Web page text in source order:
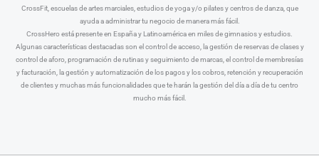
CrossFit, escuelas de artes marciales, estudios de yoga y/o pilates y centros de danza, que
ayuda a administrar tu negocio de manera más fácil.
CrossHero está presente en España y Latinoamérica en miles de gimnasios y estudios.
Algunas características destacadas son el control de acceso, la gestión de reservas de clases y
control de aforo, programación de rutinas y seguimiento de marcas, el control de membresías
y facturación, la gestión y automatización de los pagos y los cobros, retención y recuperación
de clientes y muchas más funcionalidades que te harán la gestión del día a día de tu centro
mucho más fácil.